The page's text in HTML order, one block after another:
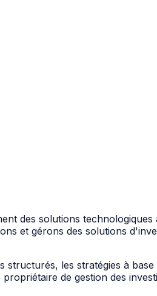
des solutions
et gérons des solutions
les stratégies à
de gestion des